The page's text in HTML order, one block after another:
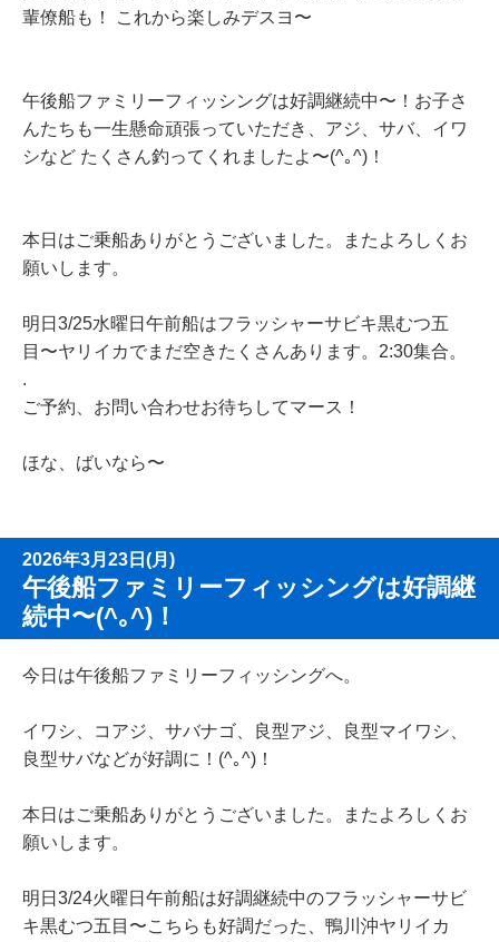
輩僚船も！ これから楽しみデスヨ〜
午後船ファミリーフィッシングは好調継続中〜！お子さ
んたちも一生懸命頑張っていただき、アジ、サバ、イワ
シなど たくさん釣ってくれましたよ〜(^｡^)！
本日はご乗船ありがとうございました。またよろしくお
願いします。
明日3/25水曜日午前船はフラッシャーサビキ黒むつ五
目〜ヤリイカでまだ空きたくさんあります。2:30集合。
.
ご予約、お問い合わせお待ちしてマース！
ほな、ばいなら〜
2026年3月23日(月)
午後船ファミリーフィッシングは好調継
続中〜(^｡^)！
今日は午後船ファミリーフィッシングへ。
イワシ、コアジ、サバナゴ、良型アジ、良型マイワシ、
良型サバなどが好調に！(^｡^)！
本日はご乗船ありがとうございました。またよろしくお
願いします。
明日3/24火曜日午前船は好調継続中のフラッシャーサビ
キ黒むつ五目〜こちらも好調だった、鴨川沖ヤリイカ